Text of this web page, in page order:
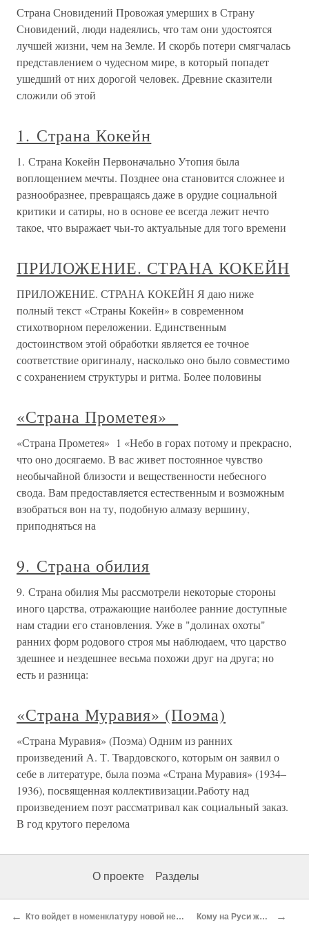
Страна Сновидений Провожая умерших в Страну
Сновидений, люди надеялись, что там они удостоятся
лучшей жизни, чем на Земле. И скорбь потери смягчалась
представлением о чудесном мире, в который попадет
ушедший от них дорогой человек. Древние сказители
сложили об этой
1. Страна Кокейн
1. Страна Кокейн Первоначально Утопия была
воплощением мечты. Позднее она становится сложнее и
разнообразнее, превращаясь даже в орудие социальной
критики и сатиры, но в основе ее всегда лежит нечто
такое, что выражает чьи-то актуальные для того времени
ПРИЛОЖЕНИЕ. СТРАНА КОКЕЙН
ПРИЛОЖЕНИЕ. СТРАНА КОКЕЙН Я даю ниже
полный текст «Страны Кокейн» в современном
стихотворном переложении. Единственным
достоинством этой обработки является ее точное
соответствие оригиналу, насколько оно было совместимо
с сохранением структуры и ритма. Более половины
«Страна Прометея»
«Страна Прометея» 1 «Небо в горах потому и прекрасно,
что оно досягаемо. В вас живет постоянное чувство
необычайной близости и вещественности небесного
свода. Вам предоставляется естественным и возможным
взобраться вон на ту, подобную алмазу вершину,
приподняться на
9. Страна обилия
9. Страна обилия Мы рассмотрели некоторые стороны
иного царства, отражающие наиболее ранние доступные
нам стадии его становления. Уже в "долинах охоты"
ранних форм родового строя мы наблюдаем, что царство
здешнее и нездешнее весьма похожи друг на друга; но
есть и разница:
«Страна Муравия» (Поэма)
«Страна Муравия» (Поэма) Одним из ранних
произведений А. Т. Твардовского, которым он заявил о
себе в литературе, была поэма «Страна Муравия» (1934–
1936), посвященная коллективизации.Работу над
произведением поэт рассматривал как социальный заказ.
В год крутого перелома
О проекте Разделы
← Кто войдет в номенклатуру новой нефтегазовой России? Кому на Руси жить плохо? →